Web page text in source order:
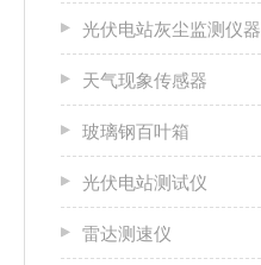
光伏电站灰尘监测仪器
天气现象传感器
玻璃钢百叶箱
光伏电站测试仪
雷达测速仪